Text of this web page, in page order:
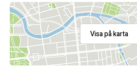
Visa på karta